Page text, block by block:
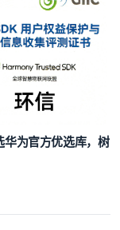
为官方优选库，树